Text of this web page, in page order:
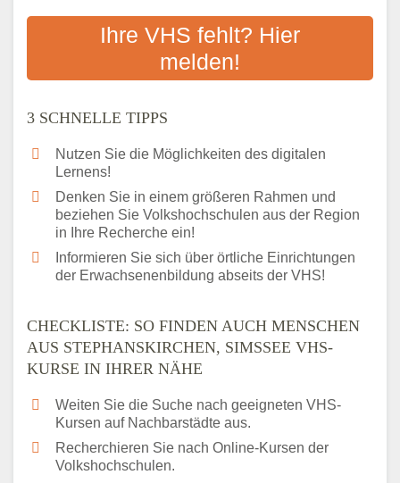
Checkliste: Darauf kommt es bei
Bildungsangeboten an
Das bundesweite Volkshochschulwesen
Ihre VHS fehlt? Hier
melden!
3 SCHNELLE TIPPS
Nutzen Sie die Möglichkeiten des digitalen
Lernens!
Denken Sie in einem größeren Rahmen und
beziehen Sie Volkshochschulen aus der Region
in Ihre Recherche ein!
Informieren Sie sich über örtliche Einrichtungen
der Erwachsenenbildung abseits der VHS!
CHECKLISTE: SO FINDEN AUCH MENSCHEN
AUS STEPHANSKIRCHEN, SIMSSEE VHS-
KURSE IN IHRER NÄHE
Weiten Sie die Suche nach geeigneten VHS-
Kursen auf Nachbarstädte aus.
Recherchieren Sie nach Online-Kursen der
Volkshochschulen.